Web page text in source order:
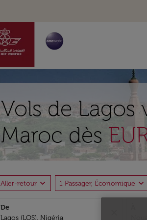
Vols de Lagos
Maroc dès
Aller-retour expand_more 1 Passager, Économique expand_more
De